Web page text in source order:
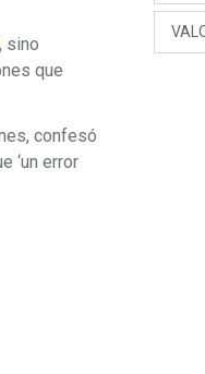
, sino
que
confesó
‘un error